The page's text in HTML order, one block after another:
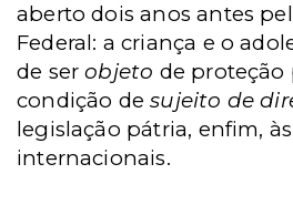
aberto dois anos antes
Federal: a criança e o
de ser objeto de proteção
condição desujeito de
legislação pátria, enfim,
internacionais.